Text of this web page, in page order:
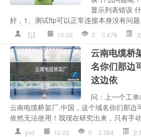
显示列表错误
好，1、测试ftp可以正常连接本身没有问
【j】 10-22 0 479
云南电缆桥
名你们那边
这边依
问：上一个工
云南电缆桥架厂.中国，这个域名你们那边
依然无法使用！我现在研究出来，只有手
ynd 10-22 0 384 文